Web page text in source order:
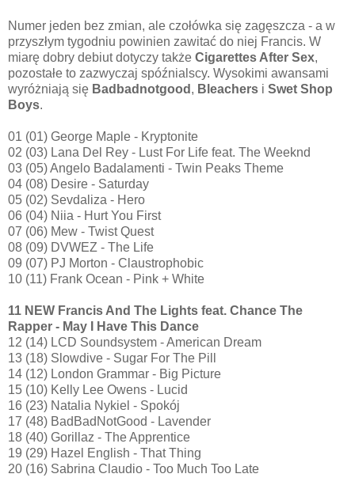
Numer jeden bez zmian, ale czołówka się zagęszcza - a w
przyszłym tygodniu powinien zawitać do niej Francis. W
miarę dobry debiut dotyczy także Cigarettes After Sex,
pozostałe to zazwyczaj spóźnialscy. Wysokimi awansami
wyróżniają się Badbadnotgood , Bleachers i Swet Shop
Boys.
01 (01) George Maple - Kryptonite
02 (03) Lana Del Rey - Lust For Life feat. The Weeknd
03 (05) Angelo Badalamenti - Twin Peaks Theme
04 (08) Desire - Saturday
05 (02) Sevdaliza - Hero
06 (04) Niia - Hurt You First
07 (06) Mew - Twist Quest
08 (09) DVWEZ - The Life
09 (07) PJ Morton - Claustrophobic
10 (11) Frank Ocean - Pink + White
11 NEW Francis And The Lights feat. Chance The
Rapper - May I Have This Dance
12 (14) LCD Soundsystem - American Dream
13 (18) Slowdive - Sugar For The Pill
14 (12) London Grammar - Big Picture
15 (10) Kelly Lee Owens - Lucid
16 (23) Natalia Nykiel - Spokój
17 (48) BadBadNotGood - Lavender
18 (40) Gorillaz - The Apprentice
19 (29) Hazel English - That Thing
20 (16) Sabrina Claudio - Too Much Too Late